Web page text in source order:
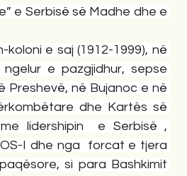
e Serbisë së Madhe dhe e
e saj (1912-1999), në
e pazgjidhur, sepse
Preshevë, në Bujanoc e në
dhe Kartës së
lidershipin  e Serbisë ,
I dhe nga  forcat e tjera
si para Bashkimit